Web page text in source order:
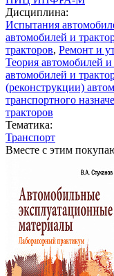
Дисциплина:
Испытания
автомобилей и
тракторов, Ремонт и
Теория автомобилей и
автомобилей и
(реконструкции)
транспортного
тракторов
Тематика:
Транспорт
Вместе с этим